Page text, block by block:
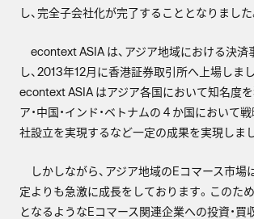
し、完全子会社化が完了することとなりました
econtext ASIA は、アジア地域における決済
し、2013年12月に香港証券取引所へ上場しまし
econtext ASIA はアジア各国において知名度を
ア・中国・インド・ベトナムの４か国において
社設立を実現するなど一定の成果を実現しまし
しかしながら、アジア地域のEコマース市場
定よりも急激に成長をしております。このた
となるようなEコマース関連企業への投資・買